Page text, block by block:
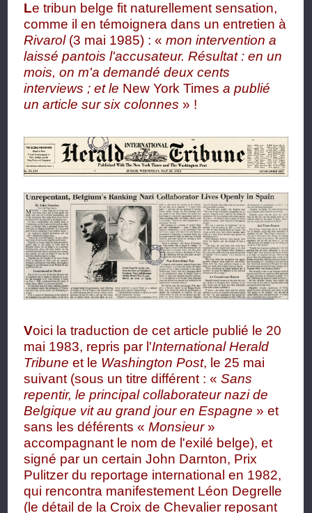
Le tribun belge fit naturellement sensation,
comme il en témoignera dans un entretien à
Rivarol(3 mai 1985) : « mon intervention a
laissé pantois l'accusateur. Résultat : en un
mois, on m'a demandé deux cents
interviews ; et le New York Times a publié
un article sur six colonnes » !
Voici la traduction de cet article publié le 20
mai 1983, repris par l'International Herald
Tribune et le Washington Post, le 25 mai
suivant (sous un titre différent : «Sans
repentir, le principal collaborateur nazi de
Belgique vit au grand jour en Espagne » et
sans les déférents « Monsieur»
accompagnant le nom de l'exilé belge), et
signé par un certain John Darnton, Prix
Pulitzer du reportage international en 1982,
qui rencontra manifestement Léon Degrelle
(le détail de la Croix de Chevalier reposant